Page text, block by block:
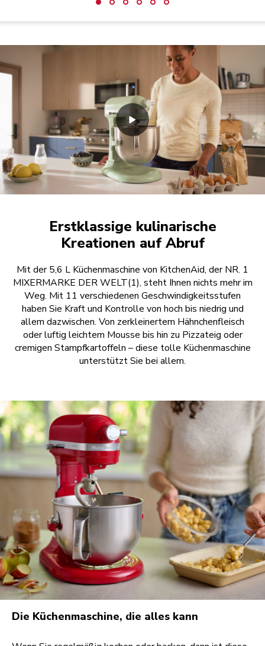
Erstklassige kulinarische
Kreationen auf Abruf
Mit der 5,6 L Küchenmaschine von KitchenAid, der NR. 1
MIXERMARKE DER WELT(1), steht Ihnen nichts mehr im
Weg. Mit 11 verschiedenen Geschwindigkeitsstufen
haben Sie Kraft und Kontrolle von hoch bis niedrig und
allem dazwischen. Von zerkleinertem Hähnchenfleisch
oder luftig leichtem Mousse bis hin zu Pizzateig oder
cremigen Stampfkartoffeln – diese tolle Küchenmaschine
unterstützt Sie bei allem.
Die Küchenmaschine, die alles kann